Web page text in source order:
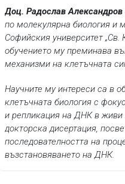
Доц. Радослав Александров
по молекулярна биология и
Софийския университет
обучението му преминава
механизми на клетъчната
Научните му интереси са в
клетъчната биология с
и репликация на ДНК в живи
докторска дисертация,
последователността на
възстановяването на ДНК.